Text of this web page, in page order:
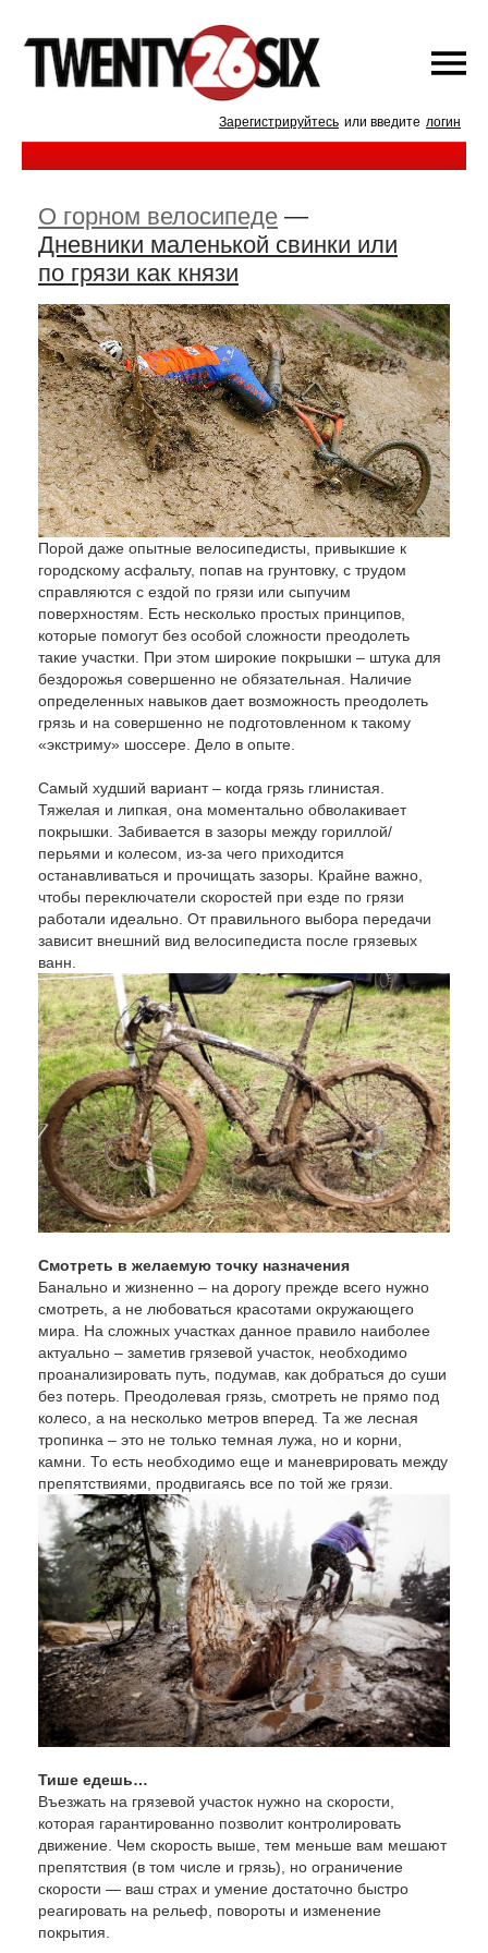
Зарегистрируйтесь или введите логин
О горном велосипеде —
Дневники маленькой свинки или
по грязи как князи
Порой даже опытные велосипедисты, привыкшие к
городскому асфальту, попав на грунтовку, с трудом
справляются с ездой по грязи или сыпучим
поверхностям. Есть несколько простых принципов,
которые помогут без особой сложности преодолеть
такие участки. При этом широкие покрышки – штука для
бездорожья совершенно не обязательная. Наличие
определенных навыков дает возможность преодолеть
грязь и на совершенно не подготовленном к такому
«экстриму» шоссере. Дело в опыте.
Самый худший вариант – когда грязь глинистая.
Тяжелая и липкая, она моментально обволакивает
покрышки. Забивается в зазоры между гориллой/
перьями и колесом, из-за чего приходится
останавливаться и прочищать зазоры. Крайне важно,
чтобы переключатели скоростей при езде по грязи
работали идеально. От правильного выбора передачи
зависит внешний вид велосипедиста после грязевых
ванн.
Смотреть в желаемую точку назначения
Банально и жизненно – на дорогу прежде всего нужно
смотреть, а не любоваться красотами окружающего
мира. На сложных участках данное правило наиболее
актуально – заметив грязевой участок, необходимо
проанализировать путь, подумав, как добраться до суши
без потерь. Преодолевая грязь, смотреть не прямо под
колесо, а на несколько метров вперед. Та же лесная
тропинка – это не только темная лужа, но и корни,
камни. То есть необходимо еще и маневрировать между
препятствиями, продвигаясь все по той же грязи.
Тише едешь…
Въезжать на грязевой участок нужно на скорости,
которая гарантированно позволит контролировать
движение. Чем скорость выше, тем меньше вам мешают
препятствия (в том числе и грязь), но ограничение
скорости — ваш страх и умение достаточно быстро
реагировать на рельеф, повороты и изменение
покрытия.